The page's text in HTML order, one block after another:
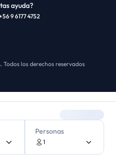
Personas
1
ayuda?
9 6177 4752
Todos los derechos reservados